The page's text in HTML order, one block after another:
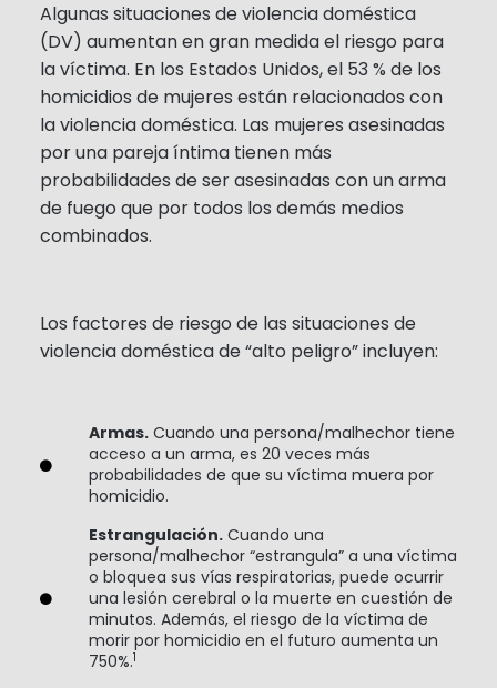
Algunas situaciones de violencia doméstica
(DV) aumentan en gran medida el riesgo para
la víctima. En los Estados Unidos, el 53 % de los
homicidios de mujeres están relacionados con
la violencia doméstica. Las mujeres asesinadas
por una pareja íntima tienen más
probabilidades de ser asesinadas con un arma
de fuego que por todos los demás medios
combinados.
Los factores de riesgo de las situaciones de
violencia doméstica de “alto peligro” incluyen:
Armas.Cuando una persona/malhechor tiene
acceso a un arma, es 20 veces más
probabilidades de que su víctima muera por
homicidio.
Estrangulación.Cuando una
persona/malhechor “estrangula” a una víctima
o bloquea sus vías respiratorias, puede ocurrir
una lesión cerebral o la muerte en cuestión de
minutos. Además, el riesgo de la víctima de
morir por homicidio en el futuro aumenta un
750%.1